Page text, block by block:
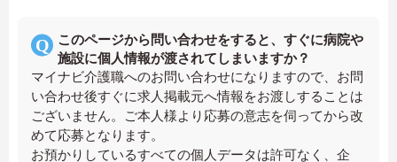
このページから問い合わせをすると、すぐに病院や
施設に個人情報が渡されてしまいますか？
マイナビ介護職へのお問い合わせになりますので、お問
い合わせ後すぐに求人掲載元へ情報をお渡しすることは
ございません。ご本人様より応募の意志を伺ってから改
めて応募となります。
お預かりしているすべての個人データは許可なく、企